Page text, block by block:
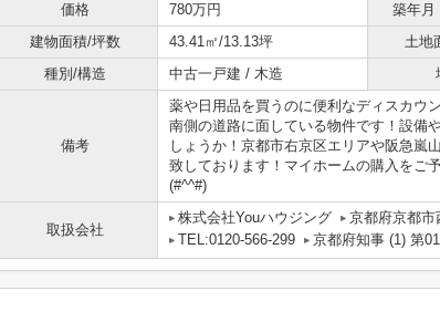
価格 780万円 築年月
建物面積/坪数
43.41㎡/13.13坪 土地
種別/構造
中古一戸建 / 木造
備考
薬や日用品を買うのに便利なディスカウ
南側の道路に面している物件です！設備
しょうか！京都市右京区エリアや阪急嵐
致しております！マイホームの購入をご
(#^^#)
取扱会社
株式会社Youハウジング
京都府京都市
TEL:0120-566-299
京都府知事 (1) 第